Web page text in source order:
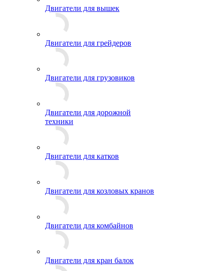
Двигатели для вышек
Двигатели для грейдеров
Двигатели для грузовиков
Двигатели для дорожной
техники
Двигатели для катков
Двигатели для козловых кранов
Двигатели для комбайнов
Двигатели для кран балок